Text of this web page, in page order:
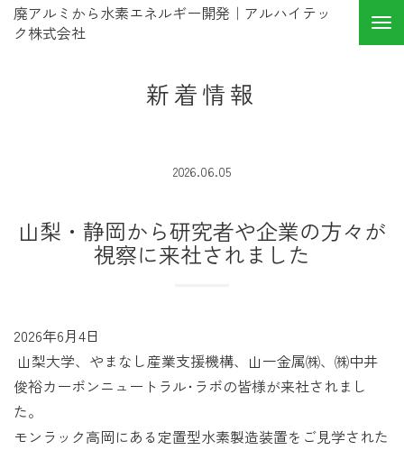
廃アルミから水素エネルギー開発｜アルハイテッ
ク株式会社
新着情報
2026.06.05
山梨・静岡から研究者や企業の方々が
視察に来社されました
2026年6月4日
山梨大学、やまなし産業支援機構、山一金属㈱、㈱中井
俊裕カーボンニュートラル･ラボの皆様が来社されまし
た。
モンラック高岡にある定置型水素製造装置をご見学された